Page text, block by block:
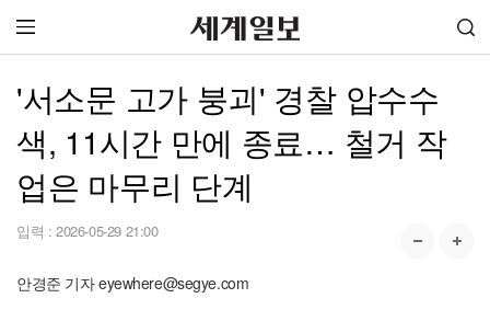
'서소문 고가 붕괴' 경찰 압수수
색, 11시간 만에 종료… 철거 작
업은 마무리 단계
입력 : 2026-05-29 21:00
안경준 기자 eyewhere@segye.com